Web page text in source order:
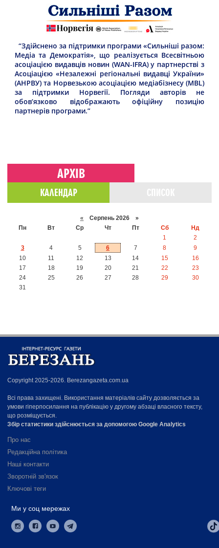
“Здійснено за підтримки програми «Сильніші разом:
Медіа та Демократія», що реалізується Всесвітньою
асоціацією видавців новин (WAN-IFRA) у партнерстві з
Асоціацією «Незалежні регіональні видавці України»
(АНРВУ) та Норвезькою асоціацією медіабізнесу (MBL)
за підтримки Норвегії. Погляди авторів не
обов’язково відображають офіційну позицію
партнерів програми.”
АРХІВ
КАЛЕНДАР
« Серпень 2026 »
Пн
Вт Ср Чт Пт Сб
Нд
1
2
3
4 5 6 7 8
9
10
11 12 13 14 15
16
17
18 19 20 21 22
23
24
25 26 27 28 29
30
31
Copyright 2025-2026. Berezangazeta.com.ua
Всі права захищені. Використання матеріалів сайту дозволяється за
умови гіперпосилання на публікацію у другому абзаці власного тексту,
що розміщується.
Збір статистики здійснюється за допомогою Google Analytics
Про нас
Редакційна політика
Наші контакти
Зворотній зв'язок
Ключові теги
Ми у соц мережах